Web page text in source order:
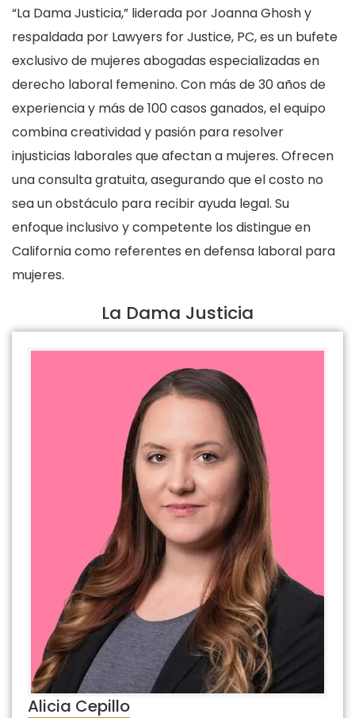
“La Dama Justicia,” liderada por Joanna Ghosh y
respaldada por Lawyers for Justice, PC, es un bufete
exclusivo de mujeres abogadas especializadas en
derecho laboral femenino. Con más de 30 años de
experiencia y más de 100 casos ganados, el equipo
combina creatividad y pasión para resolver
injusticias laborales que afectan a mujeres. Ofrecen
una consulta gratuita, asegurando que el costo no
sea un obstáculo para recibir ayuda legal. Su
enfoque inclusivo y competente los distingue en
California como referentes en defensa laboral para
mujeres.
La Dama Justicia
Alicia Cepillo